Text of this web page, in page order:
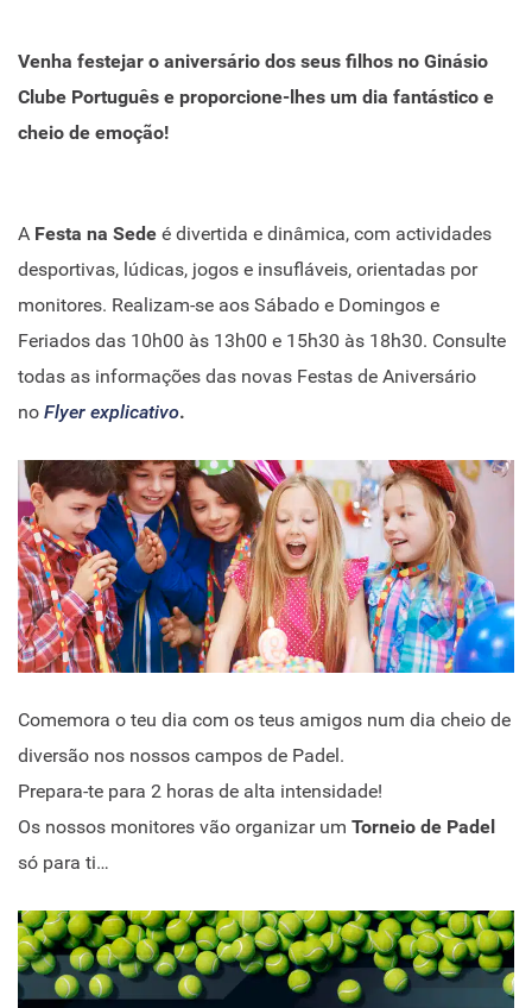
Venha festejar o aniversário dos seus filhos no Ginásio
Clube Português e proporcione-lhes um dia fantástico e
cheio de emoção!
A Festa na Sede é divertida e dinâmica, com actividades
desportivas, lúdicas, jogos e insufláveis, orientadas por
monitores. Realizam-se aos Sábado e Domingos e
Feriados das 10h00 às 13h00 e 15h30 às 18h30. Consulte
todas as informações das novas Festas de Aniversário
no Flyer explicativo.
Comemora o teu dia com os teus amigos num dia cheio de
diversão nos nossos campos de Padel.
Prepara-te para 2 horas de alta intensidade!
Os nossos monitores vão organizar um Torneio de Padel
só para ti…